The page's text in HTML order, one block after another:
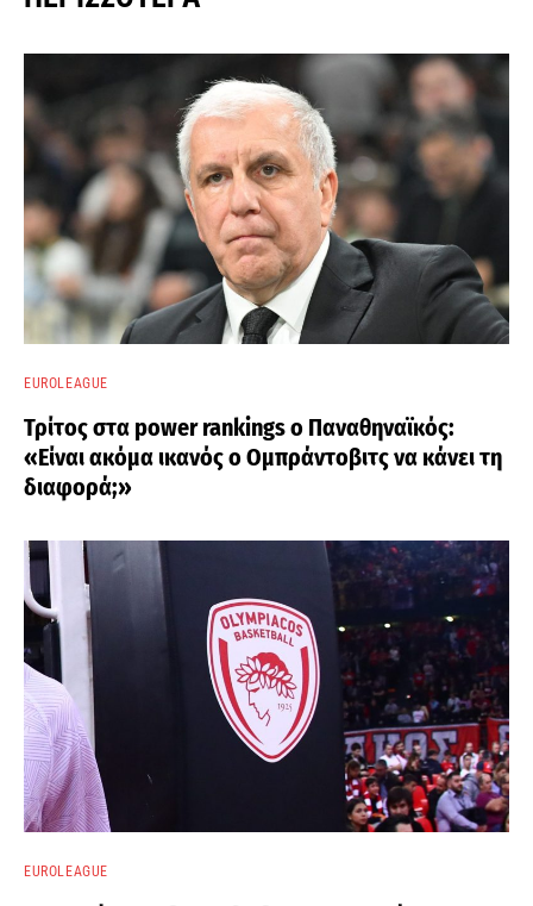
EUROLEAGUE
Τρίτος στα power rankings ο Παναθηναϊκός:
«Είναι ακόμα ικανός ο Ομπράντοβιτς να κάνει τη
διαφορά;»
EUROLEAGUE